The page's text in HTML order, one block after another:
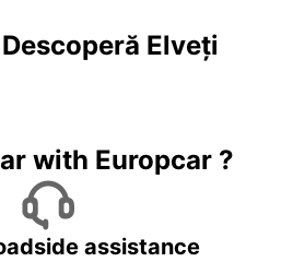
Descoperă Elveția
with Europcar ?
assistance